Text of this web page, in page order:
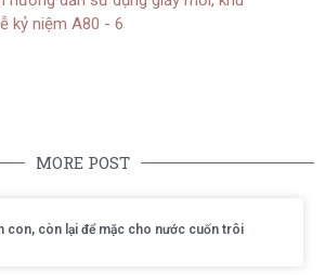
MORE POST
con, còn lại để mặc cho nước cuốn trôi